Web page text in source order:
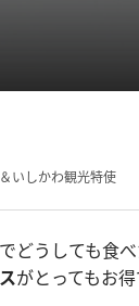
いしかわ観光特使
どうしても食
がとってもお